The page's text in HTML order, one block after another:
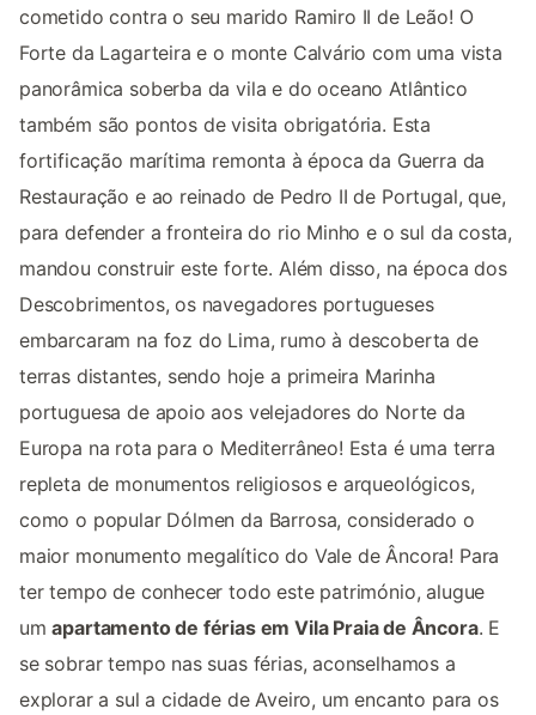
cometido contra o seu marido Ramiro II de Leão! O
Forte da Lagarteira e o monte Calvário com uma vista
panorâmica soberba da vila e do oceano Atlântico
também são pontos de visita obrigatória. Esta
fortificação marítima remonta à época da Guerra da
Restauração e ao reinado de Pedro II de Portugal, que,
para defender a fronteira do rio Minho e o sul da costa,
mandou construir este forte. Além disso, na época dos
Descobrimentos, os navegadores portugueses
embarcaram na foz do Lima, rumo à descoberta de
terras distantes, sendo hoje a primeira Marinha
portuguesa de apoio aos velejadores do Norte da
Europa na rota para o Mediterrâneo! Esta é uma terra
repleta de monumentos religiosos e arqueológicos,
como o popular Dólmen da Barrosa, considerado o
maior monumento megalítico do Vale de Âncora! Para
ter tempo de conhecer todo este património, alugue
umapartamento de férias em Vila Praia de Âncora. E
se sobrar tempo nas suas férias, aconselhamos a
explorar a sul a cidade de Aveiro, um encanto para os